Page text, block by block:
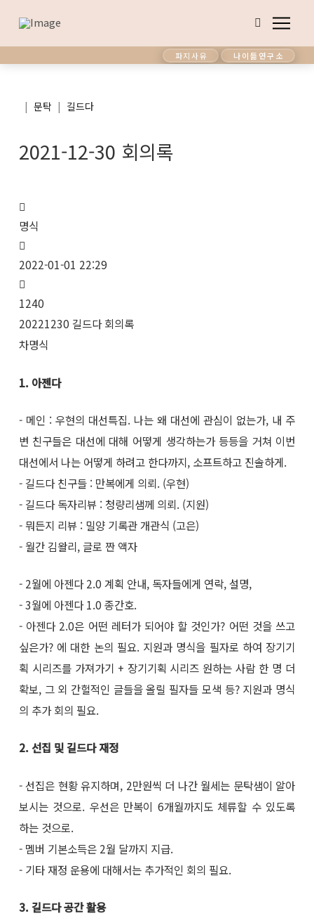
파지사유 나이듦연구소
| 문탁 | 길드다
2021-12-30 회의록
명식
2022-01-01 22:29
1240
20221230 길드다 회의록
차명식
1. 아젠다
- 메인 : 우현의 대선특집. 나는 왜 대선에 관심이 없는가, 내 주
변 친구들은 대선에 대해 어떻게 생각하는가 등등을 거쳐 이번
대선에서 나는 어떻게 하려고 한다까지, 소프트하고 진솔하게.
- 길드다 친구들 : 만복에게 의뢰. (우현)
- 길드다 독자리뷰 : 청량리샘께 의뢰. (지원)
- 뭐든지 리뷰 : 밀양 기록관 개관식 (고은)
- 월간 김왈리, 글로 짠 액자
- 2월에 아젠다 2.0 계획 안내, 독자들에게 연락, 설명,
- 3월에 아젠다 1.0 종간호.
- 아젠다 2.0은 어떤 레터가 되어야 할 것인가? 어떤 것을 쓰고
싶은가? 에 대한 논의 필요. 지원과 명식을 필자로 하여 장기기
획 시리즈를 가져가기 + 장기기획 시리즈 원하는 사람 한 명 더
확보, 그 외 간헐적인 글들을 올릴 필자들 모색 등? 지원과 명식
의 추가 회의 필요.
2. 선집 및 길드다 재정
- 선집은 현황 유지하며, 2만원씩 더 나간 월세는 문탁샘이 알아
보시는 것으로. 우선은 만복이 6개월까지도 체류할 수 있도록
하는 것으로.
- 멤버 기본소득은 2월 달까지 지급.
- 기타 재정 운용에 대해서는 추가적인 회의 필요.
3. 길드다 공간 활용